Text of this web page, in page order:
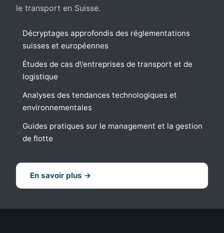
le transport en Suisse.
Décryptages approfondis des réglementations
suisses et européennes
Études de cas d\'entreprises de transport et de
logistique
Analyses des tendances technologiques et
environnementales
Guides pratiques sur le management et la gestion
de flotte
En savoir plus →